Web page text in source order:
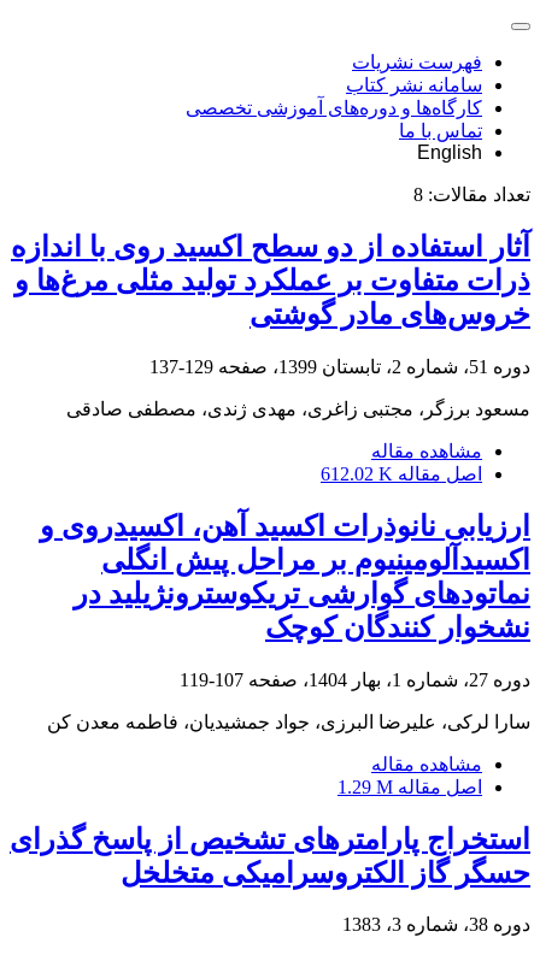
فهرست نشریات
سامانه نشر کتاب
کارگاه‌ها و دوره‌های آموزشی تخصصی
تماس با ما
English
تعداد مقالات: 8
آثار استفاده از دو سطح اکسید روی با اندازه
ذرات متفاوت بر عملکرد تولید مثلی مرغ‌ها و
‏خروس‌های مادر گوشتی
دوره 51، شماره 2، تابستان 1399، صفحه 129-137
مسعود برزگر، مجتبی زاغری، مهدی ژندی، مصطفی صادقی
مشاهده مقاله
اصل مقاله 612.02 K
ارزیابی نانوذرات اکسید آهن، اکسیدروی و
اکسیدآلومینیوم بر مراحل پیش انگلی
نماتودهای گوارشی تریکوسترونژیلید در
نشخوار کنندگان کوچک
دوره 27، شماره 1، بهار 1404، صفحه 107-119
سارا لرکی، علیرضا البرزی، جواد جمشیدیان، فاطمه معدن کن
مشاهده مقاله
اصل مقاله 1.29 M
استخراج پارامترهای تشخیص از پاسخ گذرای
حسگر گاز الکتروسرامیکی متخلخل
دوره 38، شماره 3، 1383